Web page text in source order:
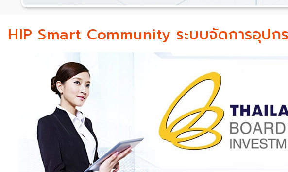
HIP Smart Community ระบบจัดการอุป